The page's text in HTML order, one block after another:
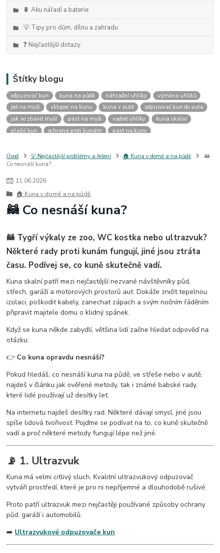
🔋 Aku nářadí a baterie
💡 Tipy pro dům, dílnu a zahradu
❓ Nejčastější dotazy
Štítky blogu
odpuzovač kun kuna na půdě náhradní uhlíky
výměna uhlíků
jed na myši
sklopec na kunu kuna v autě
odpuzovač kun do auta
jak se zbavit myší
past na myši vadné uhlíky
kuna skalní
plašič kun
ochrana proti kunám
past na kuny
past na kunu
myši v domě odpuzovač myší
jak se zbavit vos
odpuzovač vos
štěnice
štěnice v hotelu
pachový ohradník na kuny
mravenci a mšice
uhlíky do nářadí
uhlíky do nařadí
uhlíky parkside
uhlíky ferm uhlíky makita
uhlíkové kartáče
kde sehnat uhlíky
kde koupit uhlíky
Úvod 💡 Nejčastější problémy a řešení 🏠 Kuna v domě a na půdě
🦝
Co nesnáší kuna?
11.06.2026
🏠 Kuna v domě a na půdě
🦝 Co nesnáší kuna?
🦝 Tygří výkaly ze zoo, WC kostka nebo ultrazvuk?
Některé rady proti kunám fungují, jiné jsou ztráta
času. Podívej se, co kuně skutečně vadí.
Kuna skalní patří mezi nejčastější nezvané návštěvníky půd,
střech, garáží a motorových prostorů aut. Dokáže zničit tepelnou
izolaci, poškodit kabely, zanechat zápach a svým nočním řáděním
připravit majitele domu o klidný spánek.
Když se kuna někde zabydlí, většina lidí začne hledat odpověď na
otázku:
👉 Co kuna opravdu nesnáší?
Pokud hledáš, co nesnáší kuna na půdě, ve střeše nebo v autě,
najdeš v článku jak ověřené metody, tak i známé babské rady,
které lidé používají už desítky let.
Na internetu najdeš desítky rad. Některé dávají smysl, jiné jsou
spíše lidová tvořivost. Pojďme se podívat na to, co kuně skutečně
vadí a proč některé metody fungují lépe než jiné.
📡 1. Ultrazvuk
Kuna má velmi citlivý sluch. Kvalitní ultrazvukový odpuzovač
vytváří prostředí, které je pro ni nepříjemné a dlouhodobě rušivé.
Proto patří ultrazvuk mezi nejčastěji používané způsoby ochrany
půd, garáží i automobilů.
➡️ Ultrazvukové odpuzovače kun